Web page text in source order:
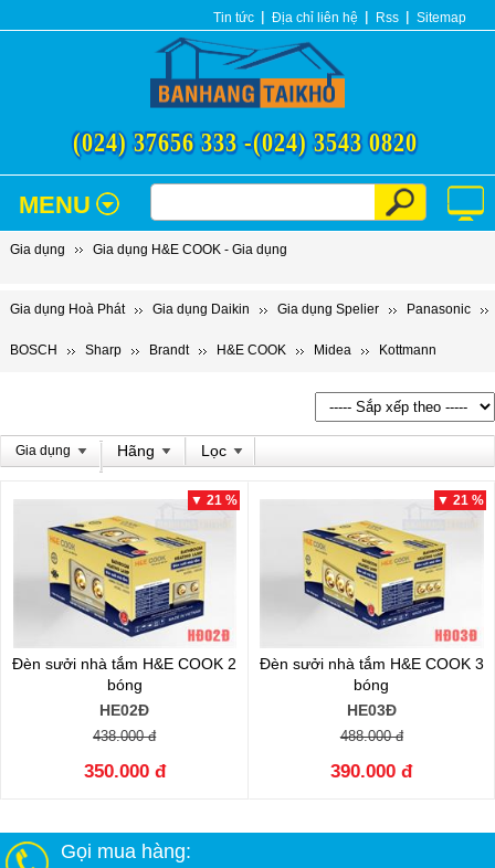
Tin tức Địa chỉ liên hệ Rss Sitemap
(024) 37656 333 -(024) 3543 0820
MENU
Gia dụng Gia dụng H&E COOK - Gia dụng
Gia dụng Hoà Phát Gia dụng Daikin Gia dụng Spelier Panasonic
BOSCH Sharp Brandt H&E COOK Midea Kottmann
Gia dụng Hãng Lọc
▼ 21 %
Đèn sưởi nhà tắm H&E COOK 2
bóng
HE02Ð
438.000 đ
350.000 đ
▼ 21 %
Đèn sưởi nhà tắm H&E COOK 3
bóng
HE03Ð
488.000 đ
390.000 đ
Gọi mua hàng: